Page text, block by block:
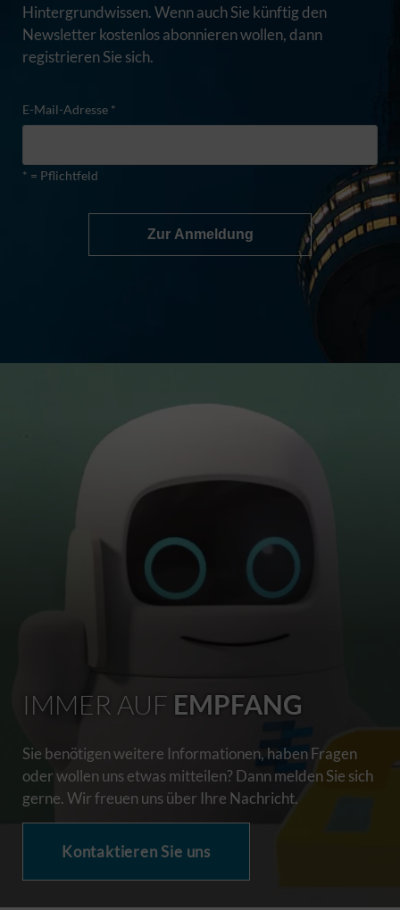
Hintergrundwissen. Wenn auch Sie künftig den
Newsletter kostenlos abonnieren wollen, dann
registrieren Sie sich.
E-Mail-Adresse *
* = Pflichtfeld
Zur Anmeldung
IMMER AUF EMPFANG
Sie benötigen weitere Informationen, haben Fragen
oder wollen uns etwas mitteilen? Dann melden Sie sich
gerne. Wir freuen uns über Ihre Nachricht.
Kontaktieren Sie uns